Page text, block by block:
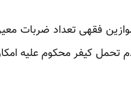
فقهی تعداد ضربات
عدم تحمل کیفر محکوم علیه